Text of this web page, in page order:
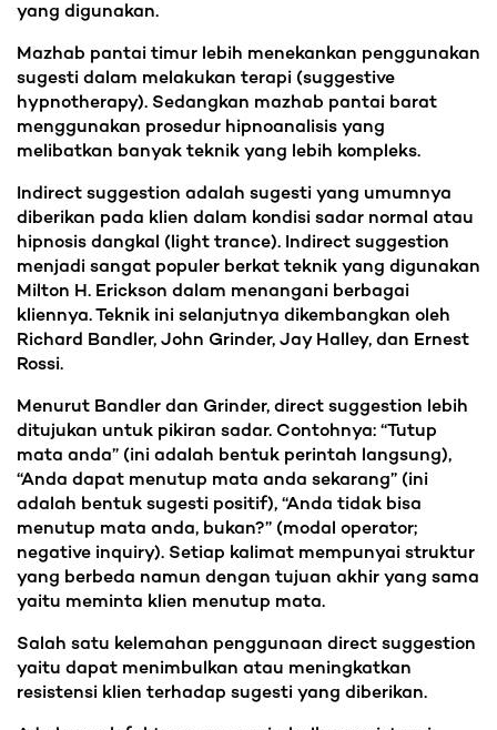
yang digunakan.
Mazhab pantai timur lebih menekankan penggunakan
sugesti dalam melakukan terapi (suggestive
hypnotherapy). Sedangkan mazhab pantai barat
menggunakan prosedur hipnoanalisis yang
melibatkan banyak teknik yang lebih kompleks.
Indirect suggestion adalah sugesti yang umumnya
diberikan pada klien dalam kondisi sadar normal atau
hipnosis dangkal (light trance). Indirect suggestion
menjadi sangat populer berkat teknik yang digunakan
Milton H. Erickson dalam menangani berbagai
kliennya. Teknik ini selanjutnya dikembangkan oleh
Richard Bandler, John Grinder, Jay Halley, dan Ernest
Rossi.
Menurut Bandler dan Grinder, direct suggestion lebih
ditujukan untuk pikiran sadar. Contohnya: “Tutup
mata anda” (ini adalah bentuk perintah langsung),
“Anda dapat menutup mata anda sekarang” (ini
adalah bentuk sugesti positif), “Anda tidak bisa
menutup mata anda, bukan?” (modal operator;
negative inquiry). Setiap kalimat mempunyai struktur
yang berbeda namun dengan tujuan akhir yang sama
yaitu meminta klien menutup mata.
Salah satu kelemahan penggunaan direct suggestion
yaitu dapat menimbulkan atau meningkatkan
resistensi klien terhadap sugesti yang diberikan.